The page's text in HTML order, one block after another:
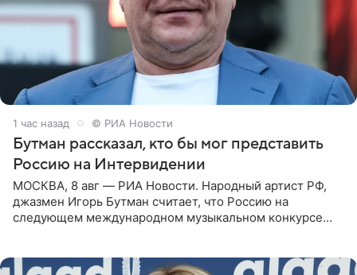
1 час назад © РИА Новости
Бутман рассказал, кто бы мог представить
Россию на Интервидении
МОСКВА, 8 авг — РИА Новости. Народный артист РФ,
джазмен Игорь Бутман считает, что Россию на
следующем международном музыкальном конкурсе